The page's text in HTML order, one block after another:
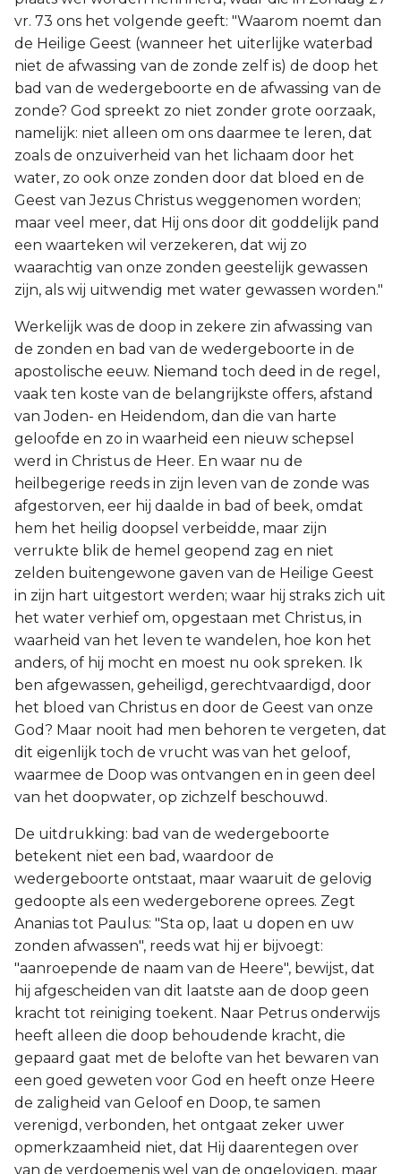
vr. 73 ons het volgende geeft: "Waarom noemt dan
de Heilige Geest (wanneer het uiterlijke waterbad
niet de afwassing van de zonde zelf is) de doop het
bad van de wedergeboorte en de afwassing van de
zonde? God spreekt zo niet zonder grote oorzaak,
namelijk: niet alleen om ons daarmee te leren, dat
zoals de onzuiverheid van het lichaam door het
water, zo ook onze zonden door dat bloed en de
Geest van Jezus Christus weggenomen worden;
maar veel meer, dat Hij ons door dit goddelijk pand
een waarteken wil verzekeren, dat wij zo
waarachtig van onze zonden geestelijk gewassen
zijn, als wij uitwendig met water gewassen worden."
Werkelijk was de doop in zekere zin afwassing van
de zonden en bad van de wedergeboorte in de
apostolische eeuw. Niemand toch deed in de regel,
vaak ten koste van de belangrijkste offers, afstand
van Joden- en Heidendom, dan die van harte
geloofde en zo in waarheid een nieuw schepsel
werd in Christus de Heer. En waar nu de
heilbegerige reeds in zijn leven van de zonde was
afgestorven, eer hij daalde in bad of beek, omdat
hem het heilig doopsel verbeidde, maar zijn
verrukte blik de hemel geopend zag en niet
zelden buitengewone gaven van de Heilige Geest
in zijn hart uitgestort werden; waar hij straks zich uit
het water verhief om, opgestaan met Christus, in
waarheid van het leven te wandelen, hoe kon het
anders, of hij mocht en moest nu ook spreken. Ik
ben afgewassen, geheiligd, gerechtvaardigd, door
het bloed van Christus en door de Geest van onze
God? Maar nooit had men behoren te vergeten, dat
dit eigenlijk toch de vrucht was van het geloof,
waarmee de Doop was ontvangen en in geen deel
van het doopwater, op zichzelf beschouwd.
De uitdrukking: bad van de wedergeboorte
betekent niet een bad, waardoor de
wedergeboorte ontstaat, maar waaruit de gelovig
gedoopte als een wedergeborene oprees. Zegt
Ananias tot Paulus: "Sta op, laat u dopen en uw
zonden afwassen", reeds wat hij er bijvoegt:
"aanroepende de naam van de Heere", bewijst, dat
hij afgescheiden van dit laatste aan de doop geen
kracht tot reiniging toekent. Naar Petrus onderwijs
heeft alleen die doop behoudende kracht, die
gepaard gaat met de belofte van het bewaren van
een goed geweten voor God en heeft onze Heere
de zaligheid van Geloof en Doop, te samen
verenigd, verbonden, het ontgaat zeker uwer
opmerkzaamheid niet, dat Hij daarentegen over
van de verdoemenis wel van de ongelovigen, maar